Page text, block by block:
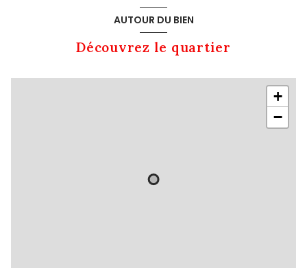
AUTOUR DU BIEN
Découvrez le quartier
+
−